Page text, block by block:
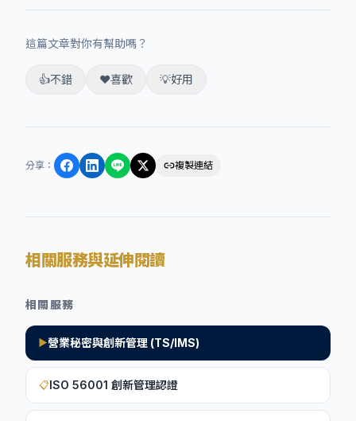
這篇文章對你有幫助嗎？
👍不錯 ❤️喜歡 💡好用
分享 ： 複製連結
相關服務與延伸閱讀
相關服務
▶營業秘密與創新管理 (TS/IMS)
📋ISO 56001 創新管理認證